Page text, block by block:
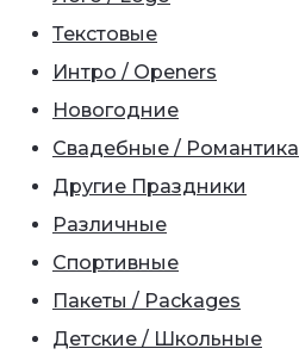
Текстовые
Интро / Openers
Новогодние
Свадебные / Романтика
Другие Праздники
Различные
Спортивные
Пакеты / Packages
Детские / Школьные